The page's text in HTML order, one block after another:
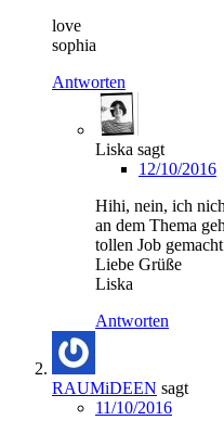
love
sophia
Antworten
Liska sagt
12/10/2016
Hihi, nein, ich
an dem Thema
tollen Job
Liebe Grüße
Liska
Antworten
RAUMiDEEN sagt
11/10/2016